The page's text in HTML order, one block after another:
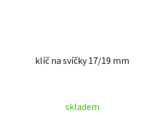
klíč na svíčky 17/19 mm
skladem